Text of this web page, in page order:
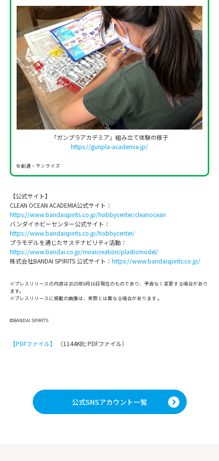
「ガンプラアカデミア」組み立て体験の様子
https://gunpla-academia.jp/
© 創通・サンライズ
【公式サイト】
CLEAN OCEAN ACADEMIA公式サイト：
https://www.bandaispirits.co.jp/hobbycenter/cleanocean
バンダイホビーセンター公式サイト：
https://www.bandaispirits.co.jp/hobbycenter/
プラモデルを通じたサステナビリティ活動：
https://www.bandai.co.jp/miraicreation/plasticmodel/
株式会社BANDAI SPIRITS 公式サイト： https://www.bandaispirits.co.jp/
※プレスリリースの内容は2025年9月16日現在のものであり、予告なく変更する場合があり
ます。
※プレスリリースに掲載の画像は、実際とは異なる場合があります 。
©BANDAI SPIRITS
【PDFファイル】 （1144KB; PDFファイル）
公式SNSアカウント一覧